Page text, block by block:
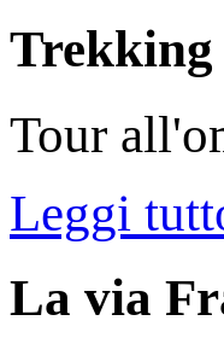
Trekking
Tour
Leggi
La via